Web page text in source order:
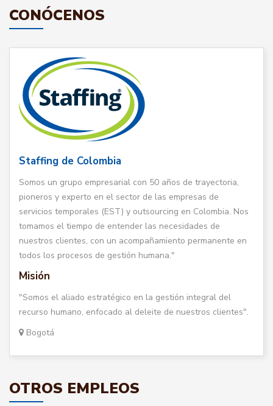
CONÓCENOS
Staffing de Colombia
Somos un grupo empresarial con 50 años de trayectoria,
pioneros y experto en el sector de las empresas de
servicios temporales (EST) y outsourcing en Colombia. Nos
tomamos el tiempo de entender las necesidades de
nuestros clientes, con un acompañamiento permanente en
todos los procesos de gestión humana."
Misión
"Somos el aliado estratégico en la gestión integral del
recurso humano, enfocado al deleite de nuestros clientes".
Bogotá
OTROS EMPLEOS